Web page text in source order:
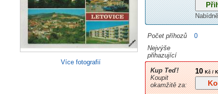
Více fotografií
Počet příhozů
0
Nejvýše
přihazující
Kup Teď!
Koupit
okamžitě za:
10Kč /